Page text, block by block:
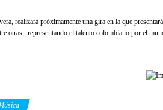
realizará próximamente una gira en la que
otras, representando el talento colombiano por el